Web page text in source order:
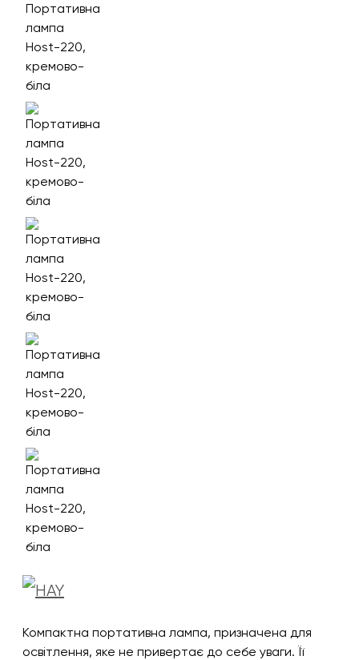
Компактна портативна лампа, призначена для
освітлення, яке не привертає до себе уваги. Її